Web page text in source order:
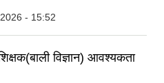
- 15:52
विज्ञान) आवश्यकता